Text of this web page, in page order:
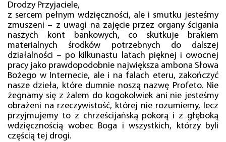
Drodzy Przyjaciele,
z sercem pełnym wdzięczności, ale i smutku jesteśmy
zmuszeni – z uwagi na zajęcie przez organy ścigania
naszych kont bankowych, co skutkuje brakiem
materialnych środków potrzebnych do dalszej
działalności – po kilkunastu latach pięknej i owocnej
pracy jako prawdopodobnie największa ambona Słowa
Bożego w Internecie, ale i na falach eteru, zakończyć
nasze dzieła, które dumnie noszą nazwę Profeto. Nie
żegnamy się z żalem do kogokolwiek ani nie jesteśmy
obrażeni na rzeczywistość, której nie rozumiemy, lecz
przyjmujemy to z chrześcijańską pokorą i z głęboką
wdzięcznością wobec Boga i wszystkich, którzy byli
częścią tej drogi.